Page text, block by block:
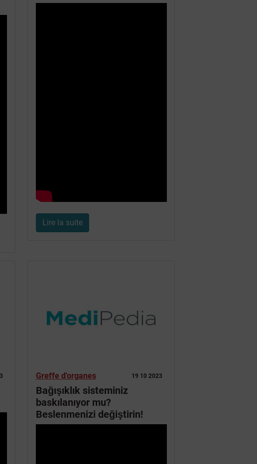
Lire la suite
19 10 2023
Greffe d'organes
Bağışıklık sisteminiz
baskılanıyor mu?
Beslenmenizi değiştirin!